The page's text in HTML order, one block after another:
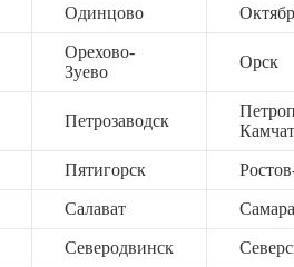
Одинцово
Орехово-
Зуево
Орск
Петрозаводск
Пятигорск
Салават Самара
Северодвинск